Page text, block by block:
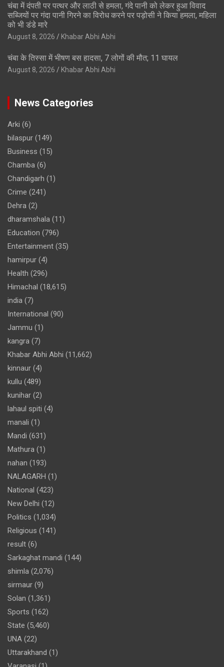
चंबा में दंपती पर पत्थर और लाठी से हमला, गंदे पानी को लेकर हुआ विवाद
सब्जियों पर गंदा पानी गिरने का विरोध करने पर पड़ोसी ने किया हमला, महिला
को भी डंडे मारे
August 8, 2026 Khabar Abhi Abhi
चंबा के तिस्सा में भीषण बस हादसा, 7 लोगों की मौत; 11 घायल
August 8, 2026 Khabar Abhi Abhi
News Categories
Arki (6)
bilaspur (149)
Business (15)
Chamba (6)
Chandigarh (1)
Crime (241)
Dehra (2)
dharamshala (11)
Education (796)
Entertainment (35)
hamirpur (4)
Health (296)
Himachal (18,615)
india (7)
International (90)
Jammu (1)
kangra (7)
Khabar Abhi Abhi (11,662)
kinnaur (4)
kullu (489)
kunihar (2)
lahaul spiti (4)
manali (1)
Mandi (631)
Mathura (1)
nahan (193)
NALAGARH (1)
National (423)
New Delhi (12)
Politics (1,034)
Religious (141)
result (6)
Sarkaghat mandi (144)
shimla (2,076)
sirmaur (9)
Solan (1,361)
Sports (162)
State (5,460)
UNA (22)
Uttarakhand (1)